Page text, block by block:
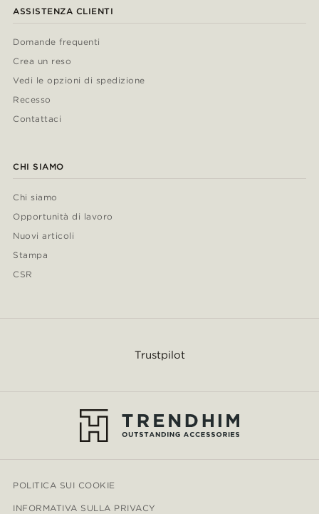
ASSISTENZA CLIENTI
Domande frequenti
Crea un reso
Vedi le opzioni di spedizione
Recesso
Contattaci
CHI SIAMO
Chi siamo
Opportunità di lavoro
Nuovi articoli
Stampa
CSR
Trustpilot
POLITICA SUI COOKIE
INFORMATIVA SULLA PRIVACY